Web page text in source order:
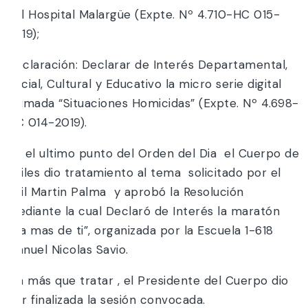
del Hospital Malargüe (Expte. Nº 4.710-HC 015-
2019);
Declaración: Declarar de Interés Departamental,
Social, Cultural y Educativo la micro serie digital
animada “Situaciones Homicidas” (Expte. Nº 4.698-
HC 014-2019).
En el ultimo punto del Orden del Dia el Cuerpo de
Ediles dio tratamiento al tema solicitado por el
Edil Martin Palma y aprobó la Resolución
mediante la cual Declaró de Interés la maratón
“Da mas de ti”, organizada por la Escuela 1-618
Manuel Nicolas Savio.
Sin más que tratar , el Presidente del Cuerpo dio
por finalizada la sesión convocada.